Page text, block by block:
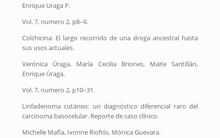
Enrique Uraga P.
Vol. 7, numero 2, p8–9.
Colchicina: El largo recorrido de una droga ancestral hasta
sus usos actuales.
Verónica Úraga, María Cecilia Briones, Maite Santillán,
Enrique Úraga.
Vol. 7, numero 2, p10–31.
Linfadenoma cutáneo: un diagnóstico diferencial raro del
carcinoma basocelular. Reporte de caso clínico.
Michelle Mafla, Ivonne Riofrío, Mónica Guevara.